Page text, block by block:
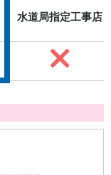
水道局指定工事店